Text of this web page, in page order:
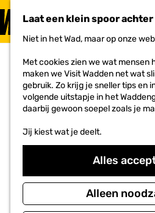
Laat een klein spoor achter
Niet in het Wad, maar op onze
Met cookies zien we wat mensen
maken we Visit Wadden net wat
gebruik. Zo krijg je sneller tips en
volgende uitstapje in het
daarbij gewoon soepel zoals je
Jij kiest wat je deelt.
Alles
Alleen
G
F
v
r
i
e
t
e